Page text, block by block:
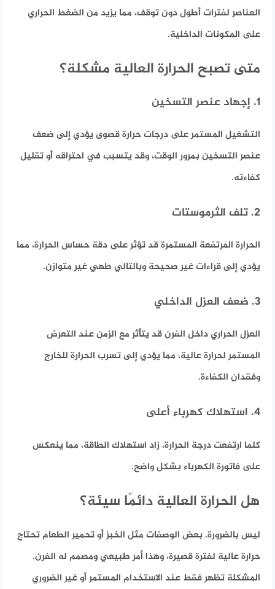
العناصر لفترات أطول دون توقف، مما يزيد من الضغط الحراري
على المكونات الداخلية.
متى تصبح الحرارة العالية مشكلة؟
1. إجهاد عنصر التسخين
التشغيل المستمر على درجات حرارة قصوى يؤدي إلى ضعف
عنصر التسخين بمرور الوقت، وقد يتسبب في احتراقه أو تقليل
كفاءته.
2. تلف الثرموستات
الحرارة المرتفعة المستمرة قد تؤثر على دقة حساس الحرارة، مما
يؤدي إلى قراءات غير صحيحة وبالتالي طهي غير متوازن.
3. ضعف العزل الداخلي
العزل الحراري داخل الفرن قد يتأثر مع الزمن عند التعرض
المستمر لحرارة عالية، مما يؤدي إلى تسرب الحرارة للخارج
وفقدان الكفاءة.
4. استهلاك كهرباء أعلى
كلما ارتفعت درجة الحرارة، زاد استهلاك الطاقة، مما ينعكس
على فاتورة الكهرباء بشكل واضح.
هل الحرارة العالية دائمًا سيئة؟
ليس بالضرورة. بعض الوصفات مثل الخبز أو تحمير الطعام تحتاج
حرارة عالية لفترة قصيرة، وهذا أمر طبيعي ومصمم له الفرن.
المشكلة تظهر فقط عند الاستخدام المستمر أو غير الضروري